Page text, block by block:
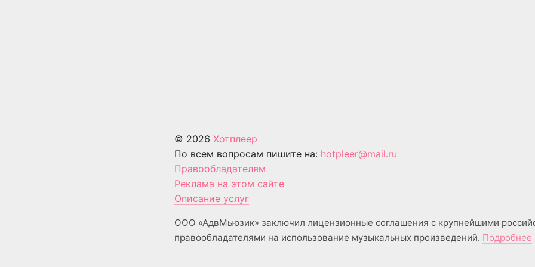
© 2026 Хотплеер
По всем вопросам пишите на: hotpleer@mail.ru
Правообладателям
Реклама на этом сайте
Описание услуг
ООО «АдвМьюзик» заключил лицензионные соглашения с крупнейшими
правообладателями на использование музыкальных произведений. Подробнее